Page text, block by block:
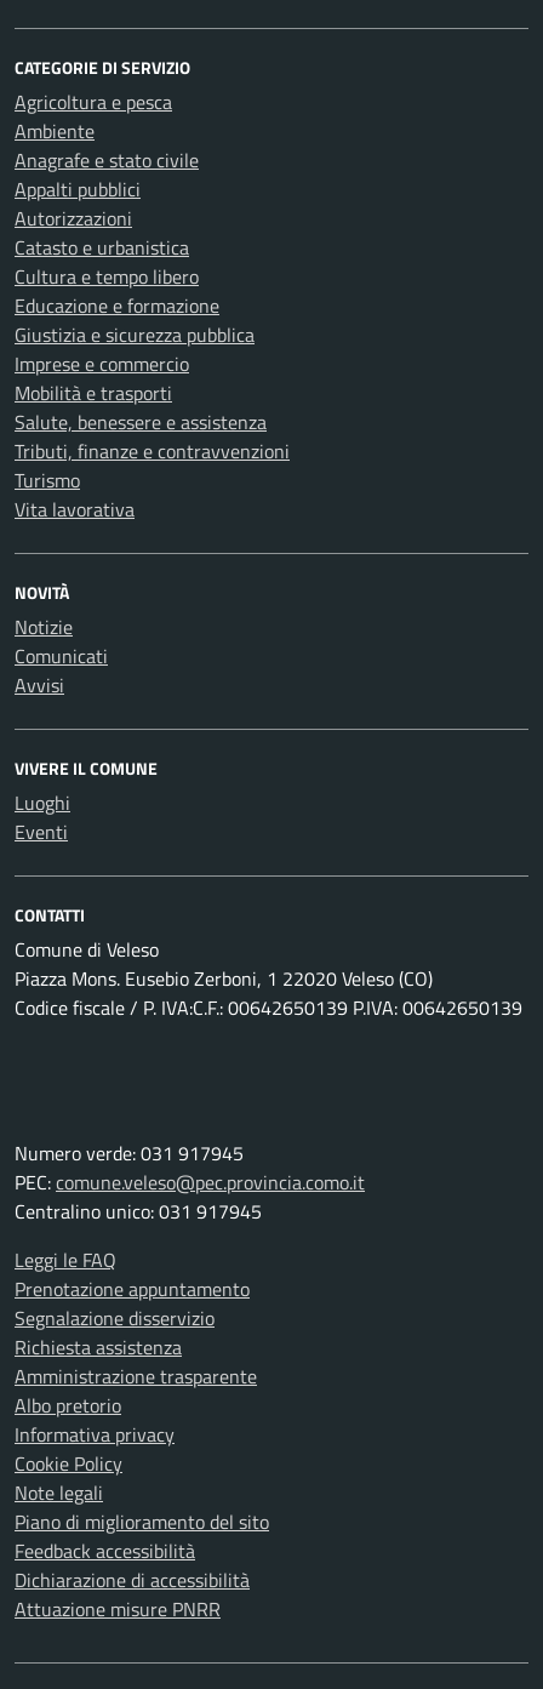
CATEGORIE DI SERVIZIO
Agricoltura e pesca
Ambiente
Anagrafe e stato civile
Appalti pubblici
Autorizzazioni
Catasto e urbanistica
Cultura e tempo libero
Educazione e formazione
Giustizia e sicurezza pubblica
Imprese e commercio
Mobilità e trasporti
Salute, benessere e assistenza
Tributi, finanze e contravvenzioni
Turismo
Vita lavorativa
NOVITÀ
Notizie
Comunicati
Avvisi
VIVERE IL COMUNE
Luoghi
Eventi
CONTATTI
Comune di Veleso
Piazza Mons. Eusebio Zerboni, 1 22020 Veleso (CO)
Codice fiscale / P. IVA:C.F.: 00642650139 P.IVA: 00642650139
Numero verde: 031 917945
PEC:comune.veleso@pec.provincia.como.it
Centralino unico: 031 917945
Leggi le FAQ
Prenotazione appuntamento
Segnalazione disservizio
Richiesta assistenza
Amministrazione trasparente
Albo pretorio
Informativa privacy
Cookie Policy
Note legali
Piano di miglioramento del sito
Feedback accessibilità
Dichiarazione di accessibilità
Attuazione misure PNRR